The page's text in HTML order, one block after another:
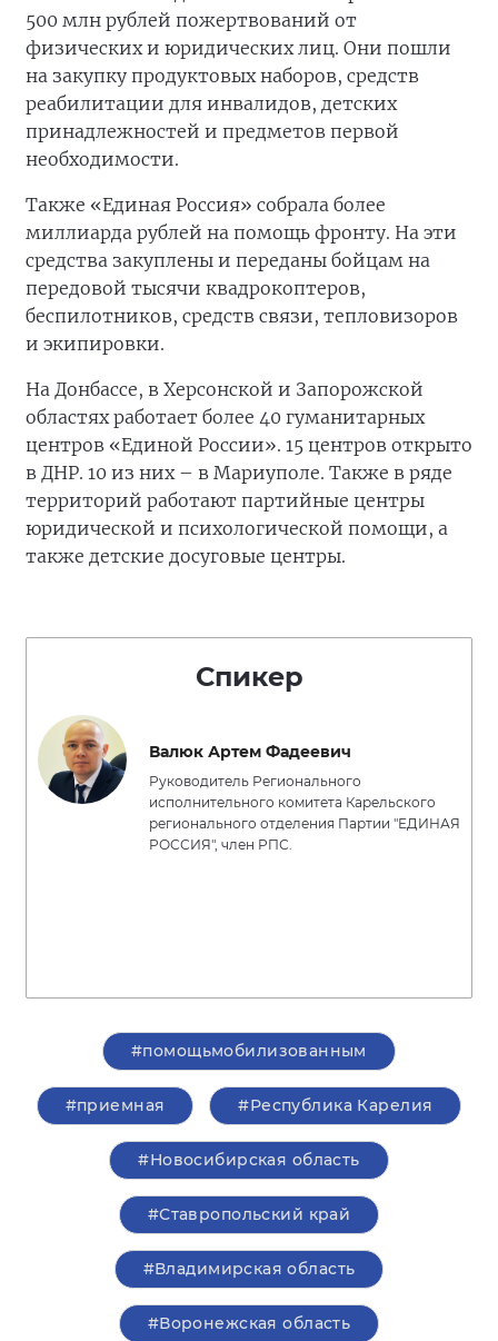
500 млн рублей пожертвований от
физических и юридических лиц. Они пошли
на закупку продуктовых наборов, средств
реабилитации для инвалидов, детских
принадлежностей и предметов первой
необходимости.
Также «Единая Россия» собрала более
миллиарда рублей на помощь фронту. На эти
средства закуплены и переданы бойцам на
передовой тысячи квадрокоптеров,
беспилотников, средств связи, тепловизоров
и экипировки.
На Донбассе, в Херсонской и Запорожской
областях работает более 40 гуманитарных
центров «Единой России». 15 центров открыто
в ДНР. 10 из них – в Мариуполе. Также в ряде
территорий работают партийные центры
юридической и психологической помощи, а
также детские досуговые центры.
Спикер
Валюк Артем Фадеевич
Руководитель Регионального
исполнительного комитета Карельского
регионального отделения Партии "ЕДИНАЯ
РОССИЯ", член РПС.
#помощьмобилизованным
#приемная #Республика Карелия
#Новосибирская область
#Ставропольский край
#Владимирская область
#Воронежская область